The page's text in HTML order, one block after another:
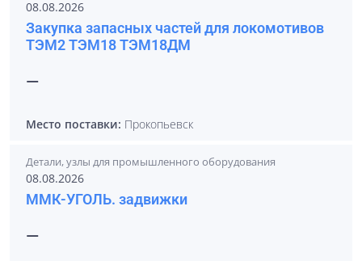
08.08.2026
Закупка запасных частей для локомотивов
ТЭМ2 ТЭМ18 ТЭМ18ДМ
—
Место поставки: Прокопьевск
Детали, узлы для промышленного оборудования
08.08.2026
ММК-УГОЛЬ. задвижки
—